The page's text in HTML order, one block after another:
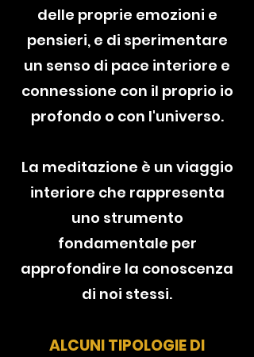
delle proprie emozioni e
pensieri, e di sperimentare
un senso di pace interiore e
connessione con il proprio io
profondo o con l'universo.
La meditazione è un viaggio
interiore che rappresenta
uno strumento
fondamentale per
approfondire la conoscenza
di noi stessi.
ALCUNI TIPOLOGIE DI